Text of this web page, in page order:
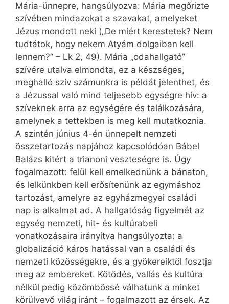
Mária-ünnepre, hangsúlyozva: Mária megőrizte
szívében mindazokat a szavakat, amelyeket
Jézus mondott neki („De miért kerestetek? Nem
tudtátok, hogy nekem Atyám dolgaiban kell
lennem?” – Lk 2, 49). Mária „odahallgató”
szívére utalva elmondta, ez a készséges,
meghalló szív számunkra is példát jelenthet, és
a Jézussal való mind teljesebb egységre hív: a
szíveknek arra az egységére és találkozására,
amelynek a tettekben is meg kell mutatkoznia.
A szintén június 4-én ünnepelt nemzeti
összetartozás napjához kapcsolódóan Bábel
Balázs kitért a trianoni veszteségre is. Úgy
fogalmazott: felül kell emelkednünk a bánaton,
és lelkünkben kell erősítenünk az egymáshoz
tartozást, amelyre az egyházmegyei családi
nap is alkalmat ad. A hallgatóság figyelmét az
egység nemzeti, hit- és kultúrabeli
vonatkozásaira irányítva hangsúlyozta: a
globalizáció káros hatással van a családi és
nemzeti közösségekre, és a gyökereiktől fosztja
meg az embereket. Kötődés, vallás és kultúra
nélkül pedig közömbössé válhatunk a minket
körülvevő világ iránt – fogalmazott az érsek. Az